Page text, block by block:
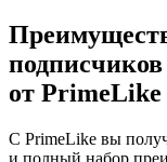
от PrimeLike
С PrimeLike вы
и полный набор